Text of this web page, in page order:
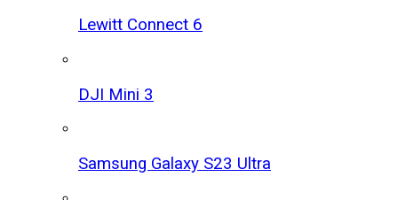
Lewitt Connect 6
DJI Mini 3
Samsung Galaxy S23 Ultra